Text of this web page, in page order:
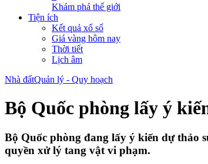
Khám phá thế giới
Tiện ích
Kết quả xổ số
Giá vàng hôm nay
Thời tiết
Lịch âm
Nhà đấtQuản lý - Quy hoạch
Bộ Quốc phòng lấy ý
Bộ Quốc phòng đang lấy ý kiến dự thảo
quyền xử lý tang vật vi phạm.